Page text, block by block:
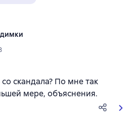
4,8 на основе 338 оценок
скандала? По мне так
мере, объяснения.